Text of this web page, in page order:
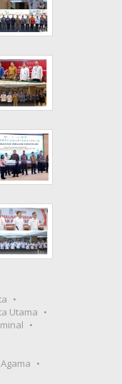
Utama